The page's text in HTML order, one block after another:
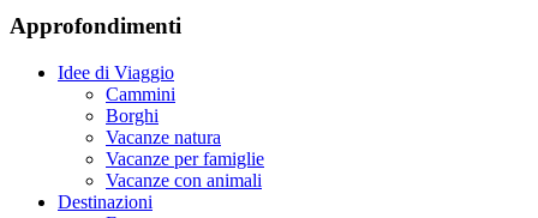
Approfondimenti
Idee di Viaggio
Cammini
Borghi
Vacanze natura
Vacanze per famiglie
Vacanze con animali
Destinazioni